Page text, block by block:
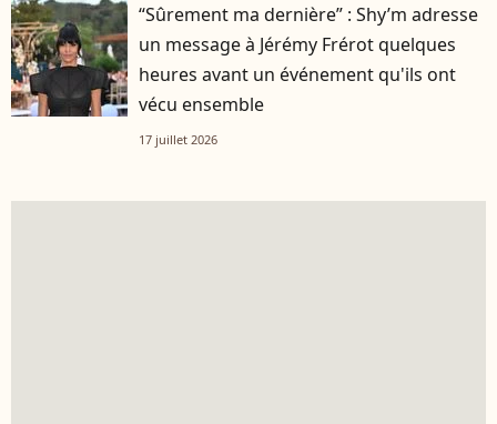
“Sûrement ma dernière” : Shy’m adresse
un message à Jérémy Frérot quelques
heures avant un événement qu'ils ont
vécu ensemble
17 juillet 2026